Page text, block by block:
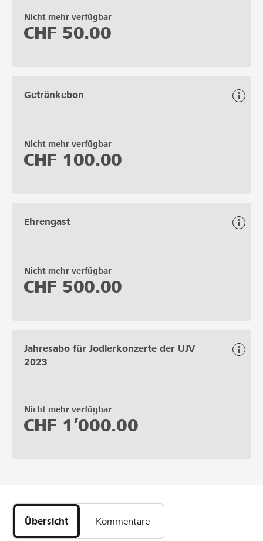
Nicht mehr verfügbar
CHF 50.00
Getränkebon
Nicht mehr verfügbar
CHF 100.00
Ehrengast
Nicht mehr verfügbar
CHF 500.00
Jahresabo für Jodlerkonzerte der UJV
2023
Nicht mehr verfügbar
CHF 1’000.00
Übersicht Kommentare